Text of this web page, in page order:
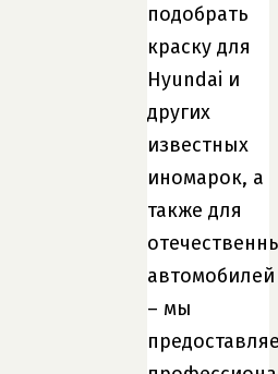
подобрать
краску для
Hyundai и
других
известных
иномарок, а
также для
автомобилей
– мы